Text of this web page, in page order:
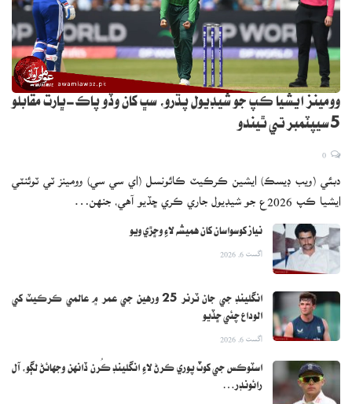
وومينز ايشيا ڪپ جو شيڊيول پڌرو، سڀ کان وڏو پاڪ-ڀارت مقابلو
5 سيپٽمبر تي ٿيندو
دبئي (ويب ڊيسڪ) ايشين ڪرڪيٽ ڪائونسل (اي سي سي) وومينز ٽي ٽوئنٽي
ايشيا ڪپ 2026ع جو شيڊيول جاري ڪري ڇڏيو آهي، جنهن…
نياز کوسواسان کان هميشه لاءِ وڇڙي ويو
اگست 6, 2026
انگلينڊ جي جان ٽرنر 25 ورهين جي عمر ۾ عالمي ڪرڪيٽ کي
الوداع چئي ڇڏيو
اگست 6, 2026
اسٽوڪس جي کوٽ پوري ڪرڻ لاءِ انگلينڊ ڪُرن ڏانهن وجهائڻ لڳو، آل
رائونڊر…